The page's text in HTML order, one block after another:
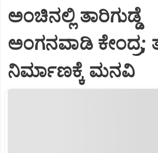
ಅಂಚಿನಲ್ಲಿ ತಾರಿಗುಡ್ಡೆ
ಅಂಗನವಾಡಿ
ನಿರ್ಮಾಣಕ್ಕೆ ಮನವಿ